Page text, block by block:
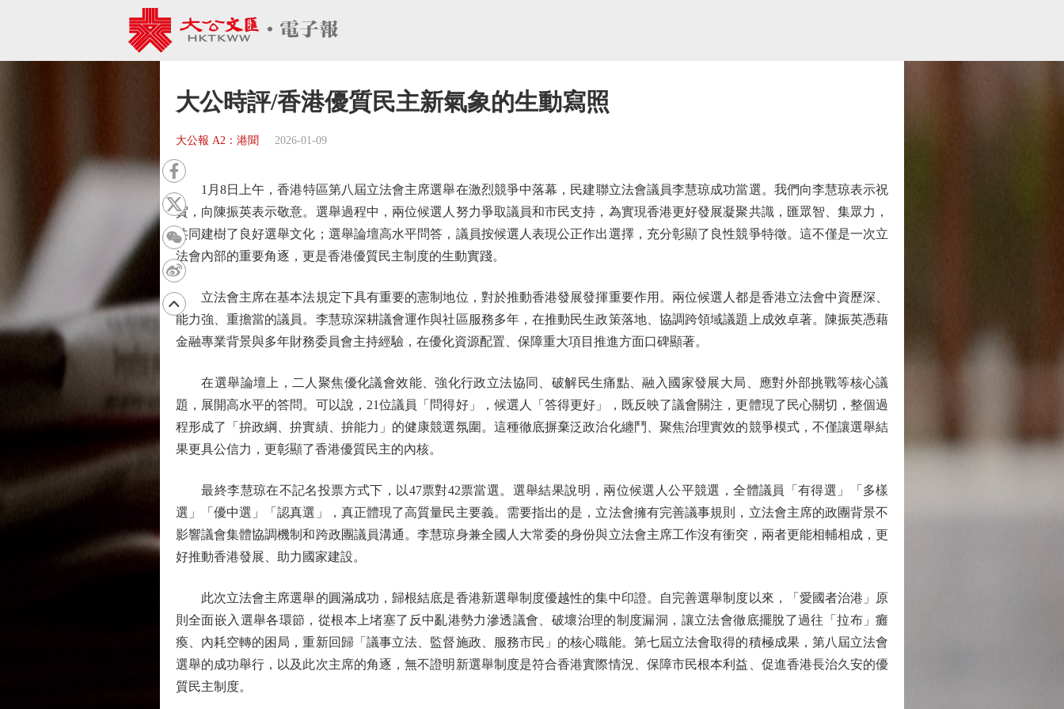
大公時評/香港優質民主新氣象的生動寫照
大公報 A2：港聞 2026-01-09
1月8日上午，香港特區第八屆立法會主席選舉在激烈競爭中落幕，民建聯立法會議員李慧琼成功當選。我們向李慧琼表示祝
賀，向陳振英表示敬意。選舉過程中，兩位候選人努力爭取議員和市民支持，為實現香港更好發展凝聚共識，匯眾智、集眾力，
共同建樹了良好選舉文化；選舉論壇高水平問答，議員按候選人表現公正作出選擇，充分彰顯了良性競爭特徵。這不僅是一次立
法會內部的重要角逐，更是香港優質民主制度的生動實踐。
立法會主席在基本法規定下具有重要的憲制地位，對於推動香港發展發揮重要作用。兩位候選人都是香港立法會中資歷深、
能力強、重擔當的議員。李慧琼深耕議會運作與社區服務多年，在推動民生政策落地、協調跨領域議題上成效卓著。陳振英憑藉
金融專業背景與多年財務委員會主持經驗，在優化資源配置、保障重大項目推進方面口碑顯著。
在選舉論壇上，二人聚焦優化議會效能、強化行政立法協同、破解民生痛點、融入國家發展大局、應對外部挑戰等核心議
題，展開高水平的答問。可以說，21位議員「問得好」，候選人「答得更好」，既反映了議會關注，更體現了民心關切，整個過
程形成了「拚政綱、拚實績、拚能力」的健康競選氛圍。這種徹底摒棄泛政治化纏鬥、聚焦治理實效的競爭模式，不僅讓選舉結
果更具公信力，更彰顯了香港優質民主的內核。
最終李慧琼在不記名投票方式下，以47票對42票當選。選舉結果說明，兩位候選人公平競選，全體議員「有得選」「多樣
選」「優中選」「認真選」，真正體現了高質量民主要義。需要指出的是，立法會擁有完善議事規則，立法會主席的政團背景不
影響議會集體協調機制和跨政團議員溝通。李慧琼身兼全國人大常委的身份與立法會主席工作沒有衝突，兩者更能相輔相成，更
好推動香港發展、助力國家建設。
此次立法會主席選舉的圓滿成功，歸根結底是香港新選舉制度優越性的集中印證。自完善選舉制度以來，「愛國者治港」原
則全面嵌入選舉各環節，從根本上堵塞了反中亂港勢力滲透議會、破壞治理的制度漏洞，讓立法會徹底擺脫了過往「拉布」癱
瘓、內耗空轉的困局，重新回歸「議事立法、監督施政、服務市民」的核心職能。第七屆立法會取得的積極成果，第八屆立法會
選舉的成功舉行，以及此次主席的角逐，無不證明新選舉制度是符合香港實際情況、保障市民根本利益、促進香港長治久安的優
質民主制度。